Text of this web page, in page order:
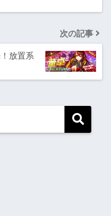
次の記事
放置系